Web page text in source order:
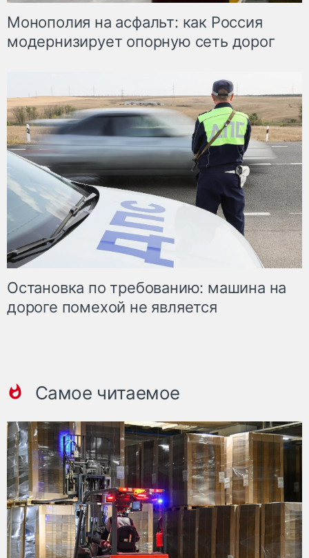
Монополия на асфальт: как Россия
модернизирует опорную сеть дорог
Остановка по требованию: машина на
дороге помехой не является
Самое читаемое